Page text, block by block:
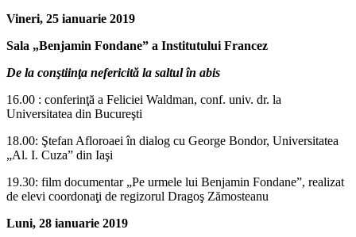
Vineri, 25 ianuarie 2019
Sala „Benjamin Fondane” a Institutului Francez
De la conştiinţa nefericită la saltul în abis
16.00 : conferinţă a Feliciei Waldman, conf. univ. dr. la
Universitatea din Bucureşti
18.00: Ştefan Afloroaei în dialog cu George Bondor, Universitatea
„Al. I. Cuza” din Iaşi
19.30: film documentar „Pe urmele lui Benjamin Fondane”, realizat
de elevi coordonaţi de regizorul Dragoş Zămosteanu
Luni, 28 ianuarie 2019